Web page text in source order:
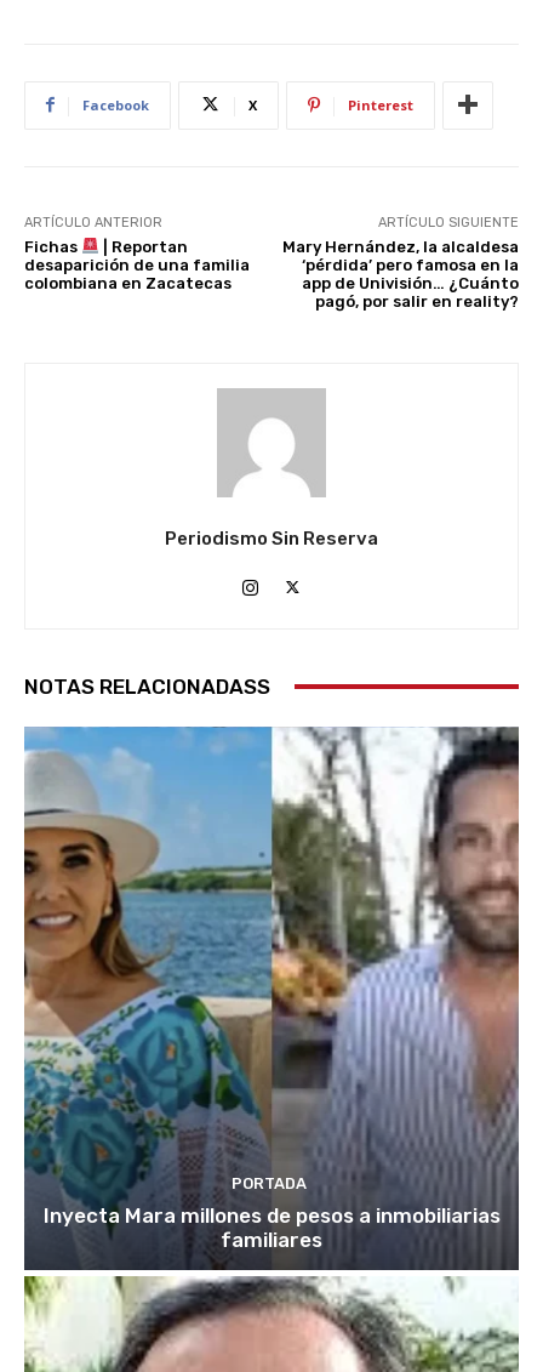
Facebook X Pinterest
ARTÍCULO ANTERIOR
Fichas
| Reportan
desaparición de una familia
colombiana en Zacatecas
ARTÍCULO SIGUIENTE
Mary Hernández, la alcaldesa
‘pérdida’ pero famosa en la
app de Univisión… ¿Cuánto
pagó, por salir en reality?
Periodismo Sin Reserva
NOTAS RELACIONADASS
PORTADA
Inyecta Mara millones de pesos a inmobiliarias
familiares